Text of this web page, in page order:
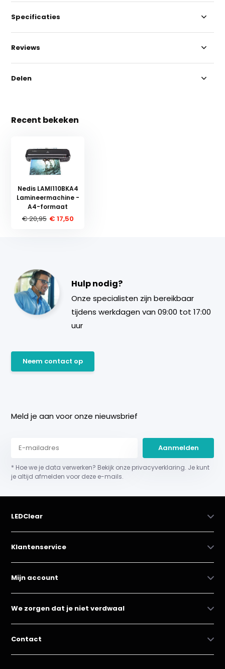
Specificaties
Reviews
Delen
Recent bekeken
Nedis LAMI110BKA4
Lamineermachine -
A4-formaat
€ 20,95 € 17,50
Hulp nodig?
Onze specialisten zijn bereikbaar
tijdens werkdagen van 09:00 tot 17:00
uur
Neem contact op
Meld je aan voor onze nieuwsbrief
Aanmelden
* Hoe we je data verwerken? Bekijk onze privacyverklaring. Je kunt
je altijd afmelden voor deze e-mails.
LEDClear
Klantenservice
Mijn account
We zorgen dat je niet verdwaal
Contact